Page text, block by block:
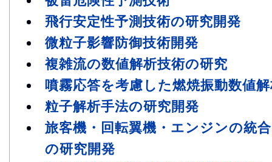
飛行安定性予測技術の研究開発
微粒子影響防御技術開発
複雑流の数値解析技術の研究
噴霧応答を考慮した燃焼振動数値
粒子解析手法の研究開発
旅客機・回転翼機・エンジンの統
の研究開発